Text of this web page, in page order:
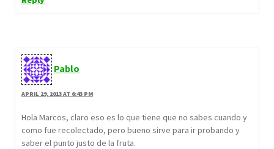
Pablo
APRIL 29, 2013 AT 6:43 PM
Hola Marcos, claro eso es lo que tiene que no sabes cuando y
como fue recolectado, pero bueno sirve para ir probando y
saber el punto justo de la fruta.